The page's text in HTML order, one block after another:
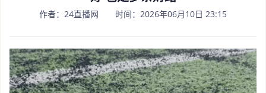
作者：24直播网 时间：2026年06月10日 23:15